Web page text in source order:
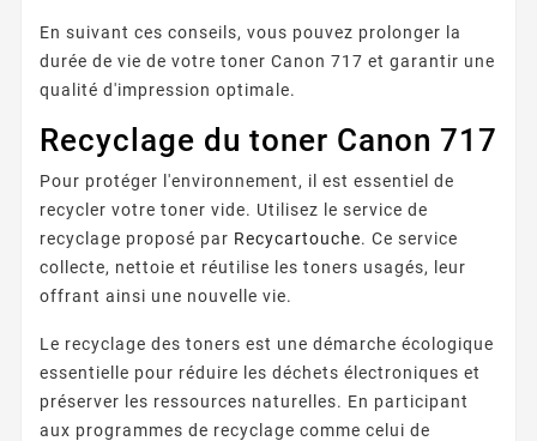
En suivant ces conseils, vous pouvez prolonger la
durée de vie de votre toner Canon 717 et garantir une
qualité d'impression optimale.
Recyclage du toner Canon 717
Pour protéger l'environnement, il est essentiel de
recycler votre toner vide. Utilisez le service de
recyclage proposé par Recycartouche. Ce service
collecte, nettoie et réutilise les toners usagés, leur
offrant ainsi une nouvelle vie.
Le recyclage des toners est une démarche écologique
essentielle pour réduire les déchets électroniques et
préserver les ressources naturelles. En participant
aux programmes de recyclage comme celui de